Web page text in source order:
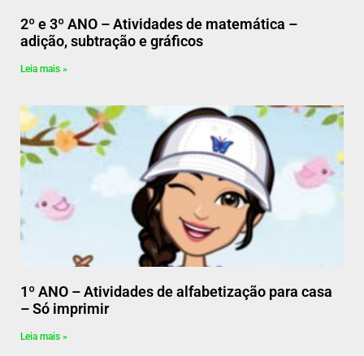
2º e 3º ANO – Atividades de matemática –
adição, subtração e gráficos
Leia mais »
1º ANO – Atividades de alfabetização para casa
– Só imprimir
Leia mais »